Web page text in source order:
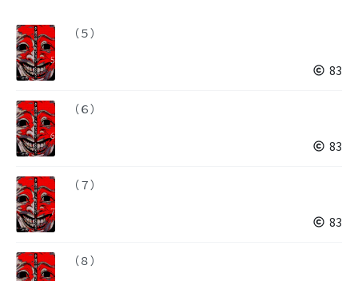
（５）
83
（６）
83
（７）
83
（８）